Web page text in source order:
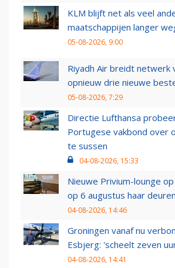
KLM blijft net als veel
maatschappijen langer
05-08-2026, 9:00
Riyadh Air breidt netwerk
opnieuw drie nieuwe
05-08-2026, 7:29
Directie Lufthansa
Portugese vakbond over
te sussen
04-08-2026, 15:33
Nieuwe Privium-lounge
op 6 augustus haar deuren
04-08-2026, 14:46
Groningen vanaf nu
Esbjerg: 'scheelt zeven
04-08-2026, 14:41